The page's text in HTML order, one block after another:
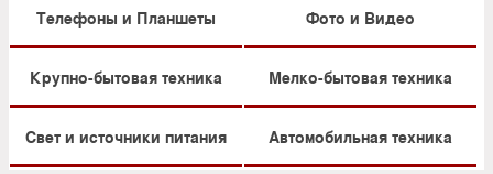
Телефоны и Планшеты Фото и Видео
Крупно-бытовая техника Мелко-бытовая техника
Свет и источники питания Автомобильная техника